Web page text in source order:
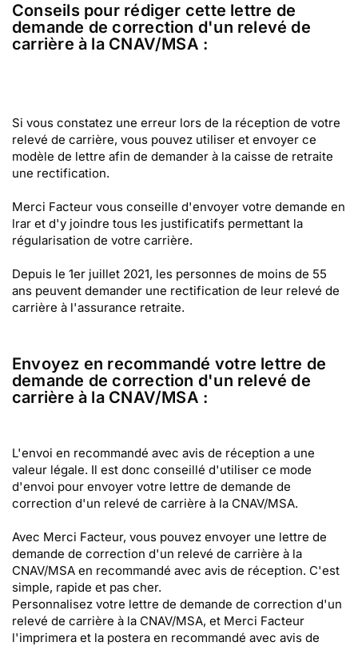
Conseils pour rédiger cette lettre de
demande de correction d'un relevé de
carrière à la CNAV/MSA :
Si vous constatez une erreur lors de la réception de votre
relevé de carrière, vous pouvez utiliser et envoyer ce
modèle de lettre afin de demander à la caisse de retraite
une rectification.
Merci Facteur vous conseille d'envoyer votre demande en
lrar et d'y joindre tous les justificatifs permettant la
régularisation de votre carrière.
Depuis le 1er juillet 2021, les personnes de moins de 55
ans peuvent demander une rectification de leur relevé de
carrière à l'assurance retraite.
Envoyez en recommandé votre lettre de
demande de correction d'un relevé de
carrière à la CNAV/MSA :
L'envoi en recommandé avec avis de réception a une
valeur légale. Il est donc conseillé d'utiliser ce mode
d'envoi pour envoyer votre lettre de demande de
correction d'un relevé de carrière à la CNAV/MSA.
Avec Merci Facteur, vous pouvez envoyer une lettre de
demande de correction d'un relevé de carrière à la
CNAV/MSA en recommandé avec avis de réception. C'est
simple, rapide et pas cher.
Personnalisez votre lettre de demande de correction d'un
relevé de carrière à la CNAV/MSA, et Merci Facteur
l'imprimera et la postera en recommandé avec avis de